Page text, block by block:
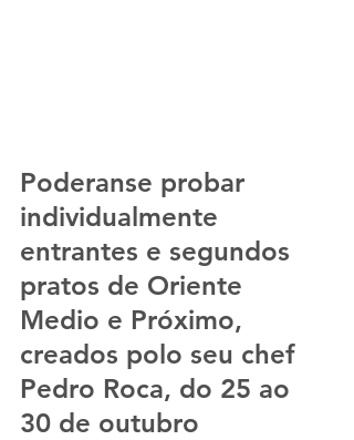
Poderanse probar
individualmente
entrantes e segundos
pratos de Oriente
Medio e Próximo,
creados polo seu chef
Pedro Roca, do 25 ao
30 de outubro